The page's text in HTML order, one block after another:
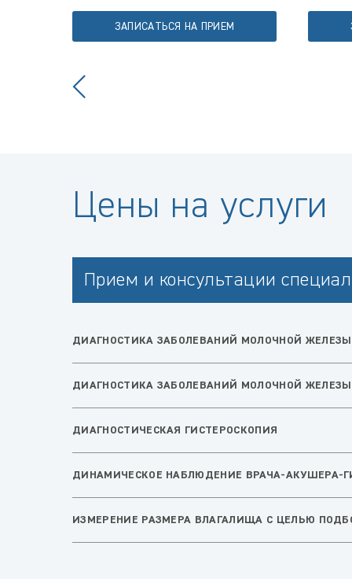
ЗАПИСАТЬСЯ НА ПРИЕМ
Цены на услуги
Прием и консультации
ДИАГНОСТИКА ЗАБОЛЕВАНИЙ МОЛОЧНОЙ
ДИАГНОСТИКА ЗАБОЛЕВАНИЙ МОЛОЧНОЙ
ДИАГНОСТИЧЕСКАЯ ГИСТЕРОСКОПИЯ
ДИНАМИЧЕСКОЕ НАБЛЮДЕНИЕ ВРАЧА-АКУШЕРА-
ИЗМЕРЕНИЕ РАЗМЕРА ВЛАГАЛИЩА С ЦЕЛЬЮ